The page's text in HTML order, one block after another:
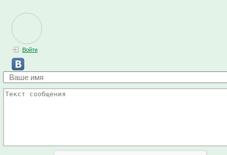
Войти